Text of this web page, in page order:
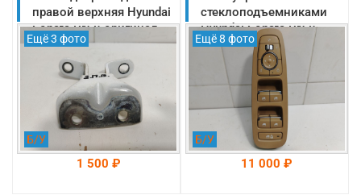
--> -->
правой верхняя Hyundai
Sonata DN 8 оригинал
2019-2025
(794203K000)
Ещё 3 фото
Б/У
1 500 ₽
стеклоподъемниками
Hyundai Sonata DN 8
оригинал 2019-2025
(93570L1120MMF)
Ещё 8 фото
Б/У
11 000 ₽